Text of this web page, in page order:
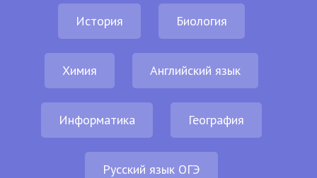
История Биология
Химия Английский язык
Информатика География
Русский язык ОГЭ